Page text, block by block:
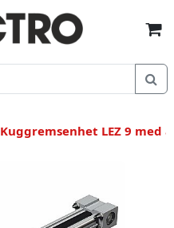
Kuggremsenhet LEZ 9 med